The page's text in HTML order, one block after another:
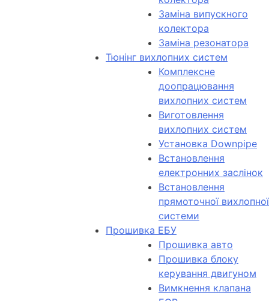
Заміна випускного
колектора
Заміна резонатора
Тюнінг вихлопних систем
Комплексне
доопрацювання
вихлопних систем
Виготовлення
вихлопних систем
Установка Downpipe
Встановлення
електронних заслінок
Встановлення
прямоточної вихлопної
системи
Прошивка ЕБУ
Прошивка авто
Прошивка блоку
керування двигуном
Вимкнення клапана